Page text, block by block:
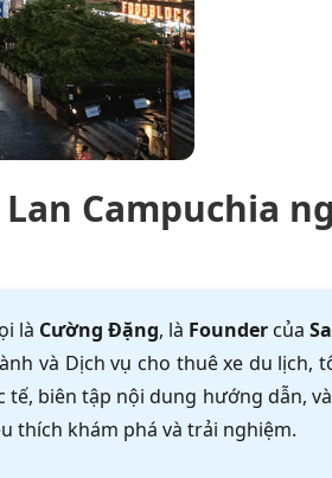
Campuchia
là Cường Đặng, là Foundercủa
và Dịch vụ cho thuê xe du lịch,
biên tập nội dung hướng dẫn,
thích khám phá và trải nghiệm.